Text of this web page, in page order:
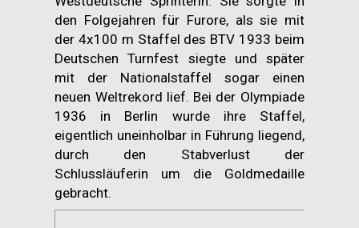
den Folgejahren für Furore, als sie mit
der 4x100 m Staffel des BTV 1933 beim
Deutschen Turnfest siegte und später
mit der Nationalstaffel sogar einen
neuen Weltrekord lief. Bei der Olympiade
1936 in Berlin wurde ihre Staffel,
eigentlich uneinholbar in Führung liegend,
durch den Stabverlust der
Schlussläuferin um die Goldmedaille
gebracht.